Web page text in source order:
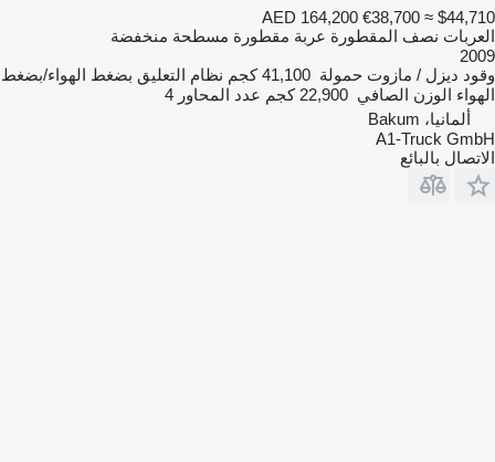
AED 164,200 €38,700 ≈ $44,710
العربات نصف المقطورة عربة مقطورة مسطحة منخفضة
2009
وقود ديزل / مازوت حمولة 41,100 كجم نظام التعليق بضغط الهواء/بضغط
الهواء الوزن الصافي 22,900 كجم عدد المحاور 4
ألمانيا، Bakum
A1-Truck GmbH
الاتصال بالبائع